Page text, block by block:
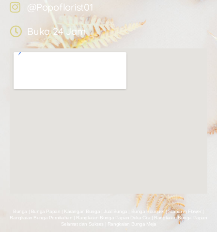
@Popoflorist01
Buka 24 Jam
Bunga | Bunga Papan | Karangan Bunga | Jual Bunga | Bunga Bouquet | Standing Flower |
Rangkaian Bunga Pernikahan | Rangkaian Bunga Papan Duka Cita | Rangkaian Bunga Papan
Selamat dan Sukses | Rangkaian Bunga Meja